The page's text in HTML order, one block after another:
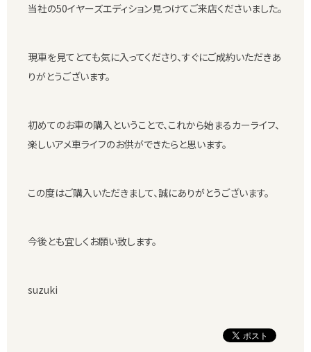
当社の50イヤーズエディション見つけてご来店くださいました。
現車を見てとても気に入ってくださり、すぐにご成約いただきあ
りがとうございます。
初めてのお車の購入ということで、これから始まるカーライフ、
楽しいアメ車ライフのお供ができたらと思います。
この度はご購入いただきまして、誠にありがとうございます。
今後とも宜しくお願い致します。
suzuki